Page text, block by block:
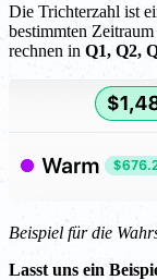
Die Trichterzahl ist
bestimmten
rechnen in Q1, Q2,
Beispiel für die
Lasst uns ein